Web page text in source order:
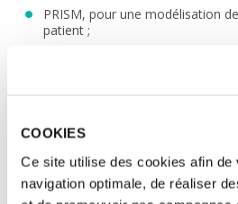
COOKIES
Ce site utilise des cookies afin de
navigation optimale, de réaliser
PRISM, pour une modélisation
patient ;
INNOCARE, pour comprendre les
thérapeutiques ;
Traitements locaux, un